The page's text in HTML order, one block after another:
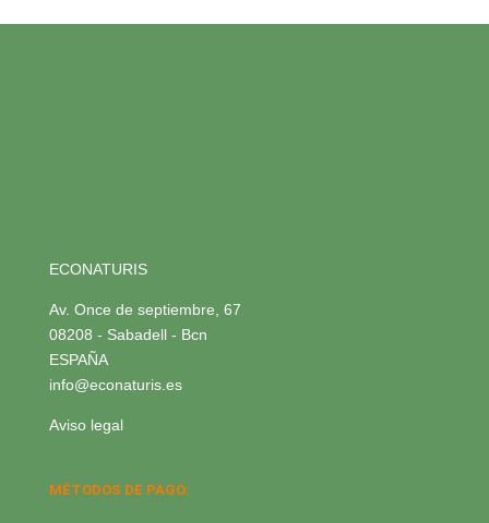
ECONATURIS
Av. Once de septiembre, 67
08208 - Sabadell - Bcn
ESPAÑA
info@econaturis.es
Aviso legal
MÉTODOS DE PAGO: